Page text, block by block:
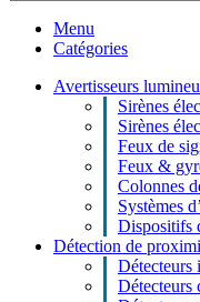
Menu
Catégories
Avertisseurs
Sirènes
Sirènes
Feux de
Feux &
Colonnes
Systèmes
Dispositifs
Détection de
Détecteurs
Détecteurs